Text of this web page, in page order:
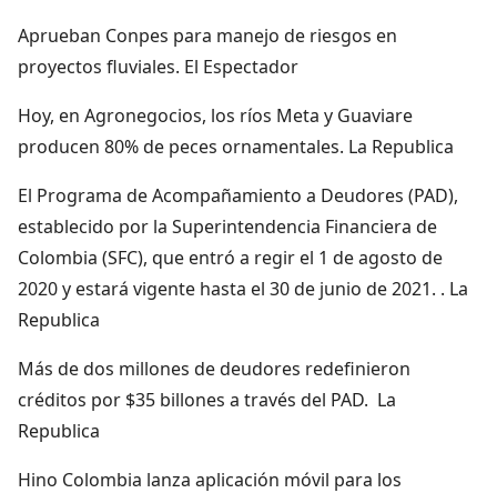
Aprueban Conpes para manejo de riesgos en
proyectos fluviales. El Espectador
Hoy, en Agronegocios, los ríos Meta y Guaviare
producen 80% de peces ornamentales. La Republica
El Programa de Acompañamiento a Deudores (PAD),
establecido por la Superintendencia Financiera de
Colombia (SFC), que entró a regir el 1 de agosto de
2020 y estará vigente hasta el 30 de junio de 2021. . La
Republica
Más de dos millones de deudores redefinieron
créditos por $35 billones a través del PAD. La
Republica
Hino Colombia lanza aplicación móvil para los